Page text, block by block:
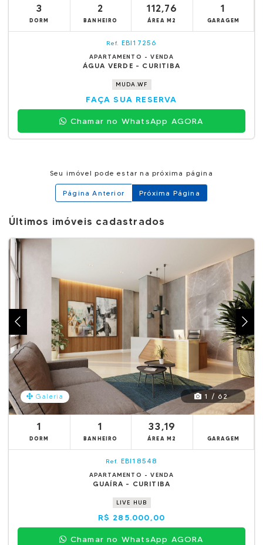
3
DORM
2
BANHEIRO
112,76
ÁREA M2
1
GARAGEM
Ref. EBI17256
APARTAMENTO - VENDA
ÁGUA VERDE - CURITIBA
MUDA.WF
FAÇA SUA RESERVA
Chamar no WhatsApp AGORA
Seu imóvel pode estar na próxima página
Página Anterior Próxima Página
Últimos imóveis cadastrados
Galeria 1 / 62
1
DORM
1
BANHEIRO
33,19
ÁREA M2 GARAGEM
Ref. EBI18548
APARTAMENTO - VENDA
GUAÍRA - CURITIBA
LIVE HUB
R$ 285.000,00
Chamar no WhatsApp AGORA